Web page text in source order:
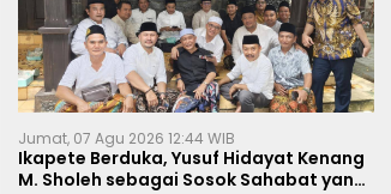
Jumat, 07 Agu 2026 12:44 WIB
Ikapete Berduka, Yusuf Hidayat Kenang
M. Sholeh sebagai Sosok Sahabat yang